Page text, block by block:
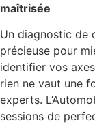
maîtrisée
Un diagnostic de
précieuse pour
identifier vos
rien ne vaut une
experts.
sessions de